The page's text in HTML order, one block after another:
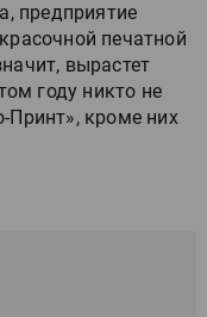
предприятие
печатной
вырастет
году никто не
Принт», кроме них